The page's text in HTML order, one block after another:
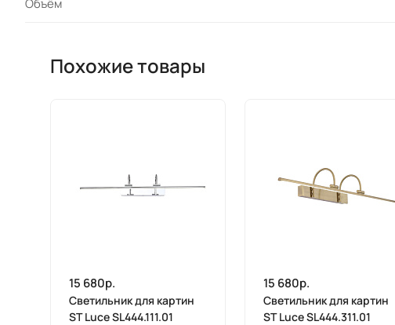
Объём
Похожие товары
15 680р.
Светильник для картин
ST Luce SL444.111.01
15 680р.
Светильник для картин
ST Luce SL444.311.01